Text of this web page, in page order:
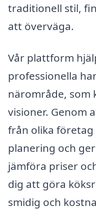
traditionell stil,
att överväga.
Vår plattform
professionella
närområde, som
visioner. Genom
från olika
planering och
jämföra priser
dig att göra
smidig och